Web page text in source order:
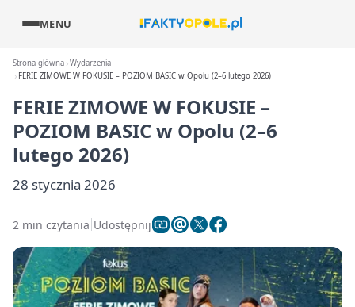
MENU
Strona główna Wydarzenia
FERIE ZIMOWE W FOKUSIE – POZIOM BASIC w Opolu (2–6 lutego 2026)
FERIE ZIMOWE W FOKUSIE –
POZIOM BASIC w Opolu (2–6
lutego 2026)
28 stycznia 2026
2 min czytania Udostępnij